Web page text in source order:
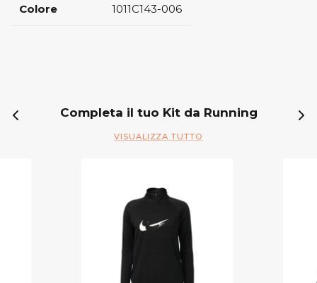
Colore
1011C143-006
Completa il tuo Kit da Running
VISUALIZZA TUTTO